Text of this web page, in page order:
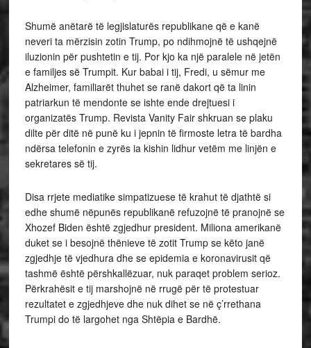
Shumë anëtarë të legjislaturës republikane që e kanë
neveri ta mërzisin zotin Trump, po ndihmojnë të ushqejnë
iluzionin për pushtetin e tij. Por kjo ka një paralele në jetën
e familjes së Trumpit. Kur babai i tij, Fredi, u sëmur me
Alzheimer, familiarët thuhet se ranë dakort që ta linin
patriarkun të mendonte se ishte ende drejtuesi i
organizatës Trump. Revista Vanity Fair shkruan se plaku
dilte për ditë në punë ku i jepnin të firmoste letra të bardha
ndërsa telefonin e zyrës ia kishin lidhur vetëm me linjën e
sekretares së tij.
Disa rrjete mediatike simpatizuese të krahut të djathtë si
edhe shumë nëpunës republikanë refuzojnë të pranojnë se
Xhozef Biden është zgjedhur president. Miliona amerikanë
duket se i besojnë thënieve të zotit Trump se këto janë
zgjedhje të vjedhura dhe se epidemia e koronavirusit që
tashmë është përshkallëzuar, nuk paraqet problem serioz.
Përkrahësit e tij marshojnë në rrugë për të protestuar
rezultatet e zgjedhjeve dhe nuk dihet se në ç’rrethana
Trumpi do të largohet nga Shtëpia e Bardhë.